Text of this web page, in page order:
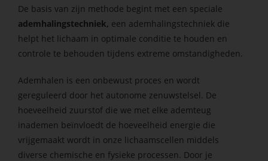
De basis van zijn methode begint met een speciale
ademhalingstechniek, een ademhalingstechniek die
helpt het lichaam in optimale conditie te houden en
controle te behouden tijdens extreme omstandigheden.
Ademhalen is een onbewust proces en wordt
gereguleerd door het autonome zenuwstelsel. De
hoeveelheid zuurstof die we met elke ademteug
inademen beïnvloedt de hoeveelheid energie die
vrijgemaakt wordt in onze lichaamscellen middels
diverse chemische en fysieke processen. Door je
van